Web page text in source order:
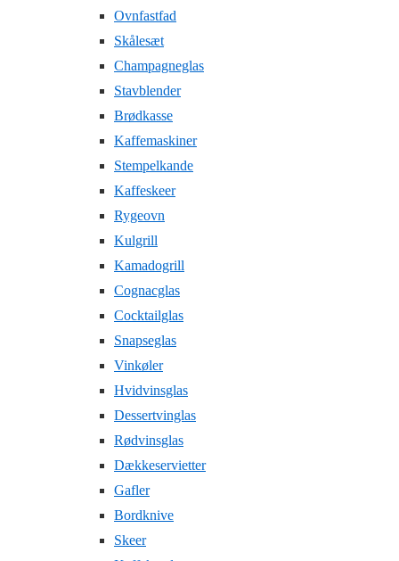
Ovnfastfad
Skålesæt
Champagneglas
Stavblender
Brødkasse
Kaffemaskiner
Stempelkande
Kaffeskeer
Rygeovn
Kulgrill
Kamadogrill
Cognacglas
Cocktailglas
Snapseglas
Vinkøler
Hvidvinsglas
Dessertvinglas
Rødvinsglas
Dækkeservietter
Gafler
Bordknive
Skeer